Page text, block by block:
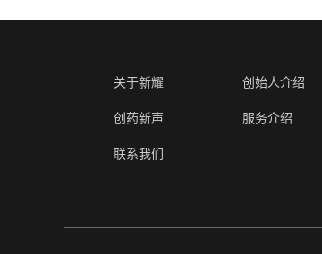
关于新耀 创始人介绍
创药新声 服务介绍
联系我们